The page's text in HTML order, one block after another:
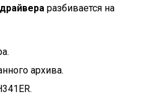
разбивается на
архива.